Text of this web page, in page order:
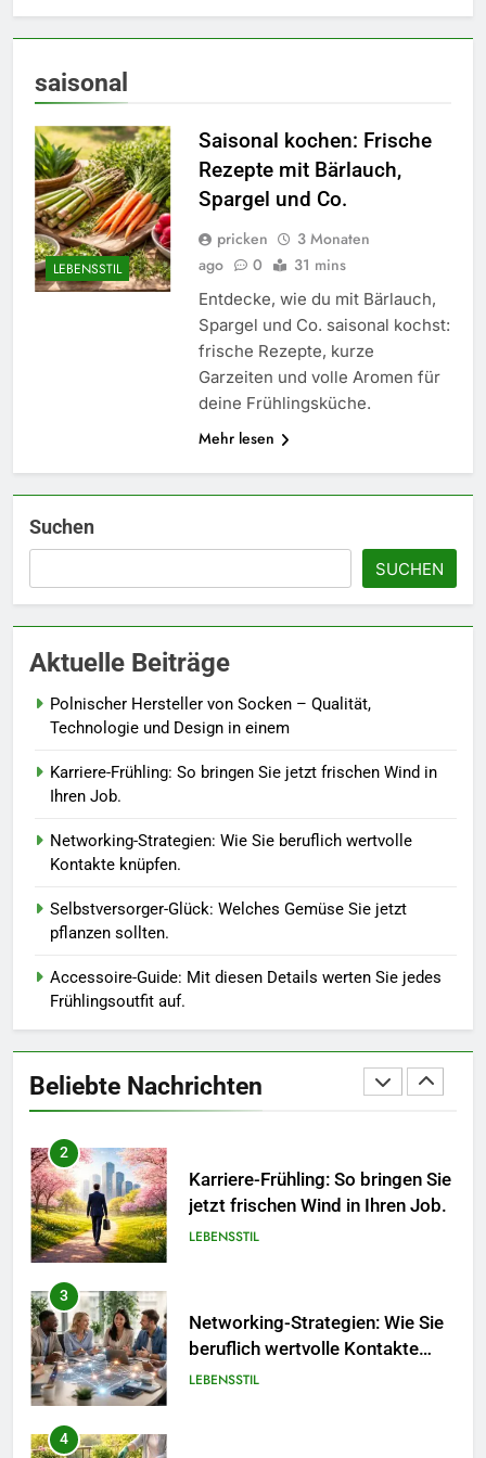
saisonal
LEBENSSTIL
Saisonal kochen: Frische
Rezepte mit Bärlauch,
Spargel und Co.
pricken
3 Monaten
ago
0 31 mins
Entdecke, wie du mit Bärlauch,
Spargel und Co. saisonal kochst:
frische Rezepte, kurze
Garzeiten und volle Aromen für
deine Frühlingsküche.
Mehr lesen
Suchen
SUCHEN
Aktuelle Beiträge
Polnischer Hersteller von Socken – Qualität,
Technologie und Design in einem
Karriere-Frühling: So bringen Sie jetzt frischen Wind in
Ihren Job.
Networking-Strategien: Wie Sie beruflich wertvolle
Kontakte knüpfen.
Selbstversorger-Glück: Welches Gemüse Sie jetzt
pflanzen sollten.
Accessoire-Guide: Mit diesen Details werten Sie jedes
Frühlingsoutfit auf.
Beliebte Nachrichten
Details werten Sie jedes
Naturnah gärtnern: So locken
Sie Bienen und Schmetterlinge
in Ihren Garten.
LEBENSSTIL
7
zum Quereinstieg in der neuen
8
So kombinieren Sie Pastelltöne
1
Socken – Qualität, Technologie
und Design in einem
MODE
2
Karriere-Frühling: So bringen Sie
jetzt frischen Wind in Ihren Job.
LEBENSSTIL
3
Networking-Strategien: Wie Sie
beruflich wertvolle Kontakte
knüpfen.
LEBENSSTIL
4